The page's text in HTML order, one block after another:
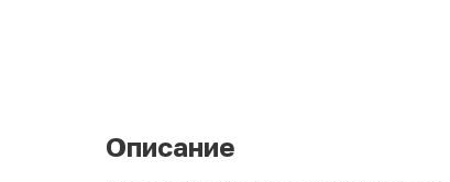
Описание